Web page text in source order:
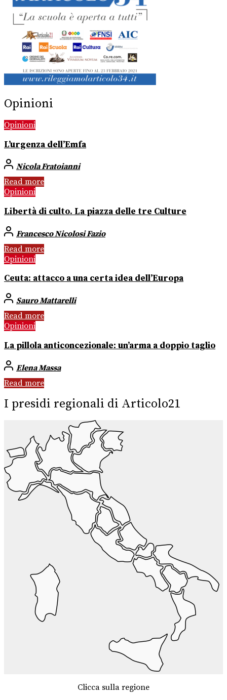
Opinioni
Opinioni
L’urgenza dell’Emfa
Nicola Fratoianni
Read more
Opinioni
Libertà di culto. La piazza delle tre Culture
Francesco Nicolosi Fazio
Read more
Opinioni
Ceuta: attacco a una certa idea dell’Europa
Sauro Mattarelli
Read more
Opinioni
La pillola anticoncezionale: un’arma a doppio taglio
Elena Massa
Read more
I presidi regionali di Articolo21
Clicca sulla regione